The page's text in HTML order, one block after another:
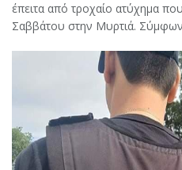
έπειτα από τροχαίο ατύχημα
Σαββάτου στην Μυρτιά.